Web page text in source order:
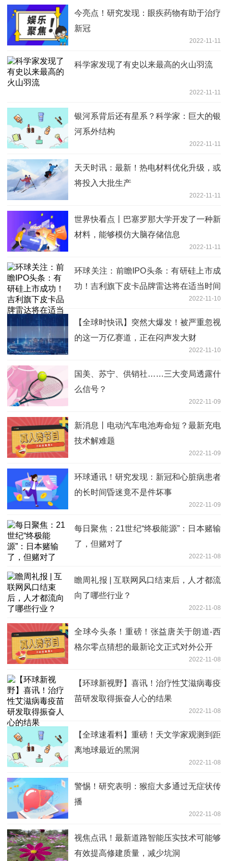
今亮点！研究发现：眼疾药物有助于治疗
新冠
2022-11-11
科学家发现了有史以来最高的火山羽流
2022-11-11
银河系背后还有星系？科学家：巨大的银
河系外结构
2022-11-11
天天时讯：最新！热电材料优化升级，或
将投入大批生产
2022-11-11
世界快看点丨巴塞罗那大学开发了一种新
材料，能够模仿大脑存储信息
2022-11-11
环球关注：前瞻IPO头条：有研硅上市成
功！吉利旗下皮卡品牌雷达将在适当时间
进行IPO，子不语预计明日香港上市2022-11-10
【全球时快讯】突然大爆发！被严重忽视
的这一万亿赛道，正在闷声发大财
2022-11-10
国美、苏宁、供销社……三大变局透露什
么信号？
2022-11-09
新消息丨电动汽车电池寿命短？最新充电
技术解难题
2022-11-09
环球通讯！研究发现：新冠和心脏病患者
的长时间昏迷竟不是件坏事
2022-11-09
每日聚焦：21世纪“终极能源”：日本赌输
了，但赌对了
2022-11-08
瞻周礼报 | 互联网风口结束后，人才都流
向了哪些行业？
2022-11-08
全球今头条！重磅！张益唐关于朗道-西
格尔零点猜想的最新论文正式对外公开
2022-11-08
【环球新视野】喜讯！治疗性艾滋病毒疫
苗研发取得振奋人心的结果
2022-11-08
【全球速看料】重磅！天文学家观测到距
离地球最近的黑洞
2022-11-08
警惕！研究表明：猴痘大多通过无症状传
播
2022-11-08
视焦点讯！最新道路智能压实技术可能够
有效提高修建质量，减少坑洞